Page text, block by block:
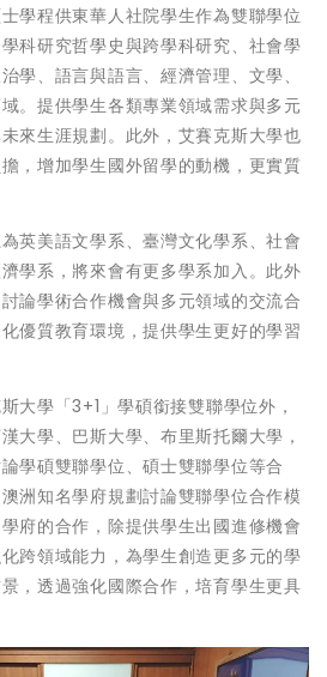
學程供東華人社院學生作為雙聯學位
科研究哲學史與跨學科研究、社會學
學、語言與語言、經濟管理、文學、
。提供學生各類專業領域需求與多元
來生涯規劃。此外，艾賽克斯大學也
，增加學生國外留學的動機，更實質
英美語文學系、臺灣文化學系、社會
學系，將來會有更多學系加入。此外
論學術合作機會與多元領域的交流合
優質教育環境，提供學生更好的學習
大學「3+1」學碩銜接雙聯學位外，
大學、巴斯大學、布里斯托爾大學，
學碩雙聯學位、碩士雙聯學位等合
洲知名學府規劃討論雙聯學位合作模
府的合作，除提供學生出國進修機會
跨領域能力，為學生創造更多元的學
，透過強化國際合作，培育學生更具